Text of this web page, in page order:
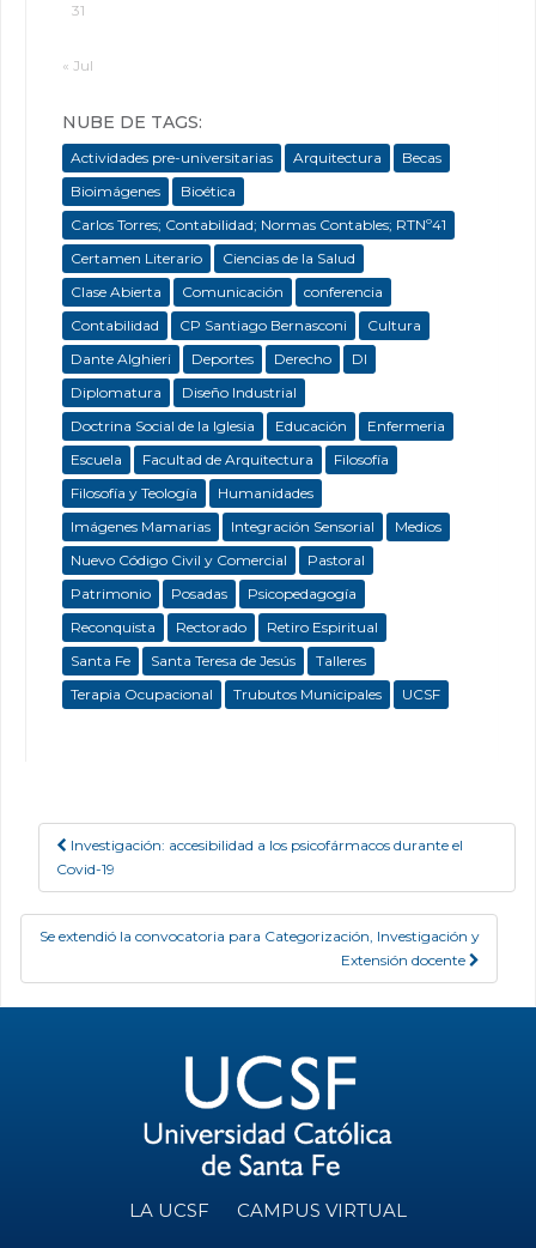
31
« Jul
NUBE DE TAGS:
Actividades pre-universitarias Arquitectura
Becas
Bioimágenes
Bioética
Carlos Torres; Contabilidad; Normas Contables; RTNº41
Certamen Literario
Ciencias de la Salud
Clase Abierta
Comunicación
conferencia
Contabilidad
CP Santiago Bernasconi
Cultura
Dante Alghieri
Deportes Derecho
DI
Diplomatura
Diseño Industrial
Doctrina Social de la Iglesia
Educación
Enfermeria
Escuela
Facultad de Arquitectura
Filosofía
Filosofía y Teología
Humanidades
Imágenes Mamarias
Integración Sensorial
Medios
Nuevo Código Civil y Comercial
Pastoral
Patrimonio
Posadas
Psicopedagogía
Reconquista
Rectorado
Retiro Espiritual
Santa Fe
Santa Teresa de Jesús
Talleres
Terapia Ocupacional
Trubutos Municipales UCSF
Post navigation
Investigación: accesibilidad a los psicofármacos durante el
Covid-19
Se extendió la convocatoria para Categorización, Investigación y
Extensión docente
LA UCSF CAMPUS VIRTUAL